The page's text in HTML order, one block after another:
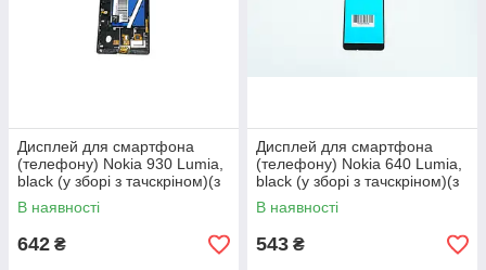
Дисплей для смартфона
(телефону) Nokia 930 Lumiа,
black (у зборі з тачскріном)(з
рамкою)(Original)
В наявності
642 ₴
Дисплей для смартфона
(телефону) Nokia 640 Lumiа,
black (у зборі з тачскріном)(з
рамкою)
В наявності
543 ₴